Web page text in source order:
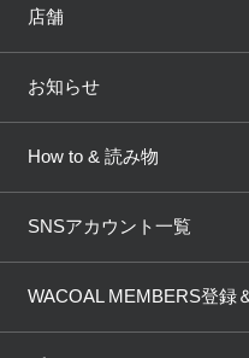
トピックス
WACOAL
AMPHI
OUR WACOAL
WACOAL Remamma
店舗
店舗を探す
ブラ無料診断
3Dボディスキャン
お知らせ
新着情報
商品回収
How to & 読み物
下着の基礎知識
ブラパン
SNSアカウント一覧
WACOAL MEMBERS登録